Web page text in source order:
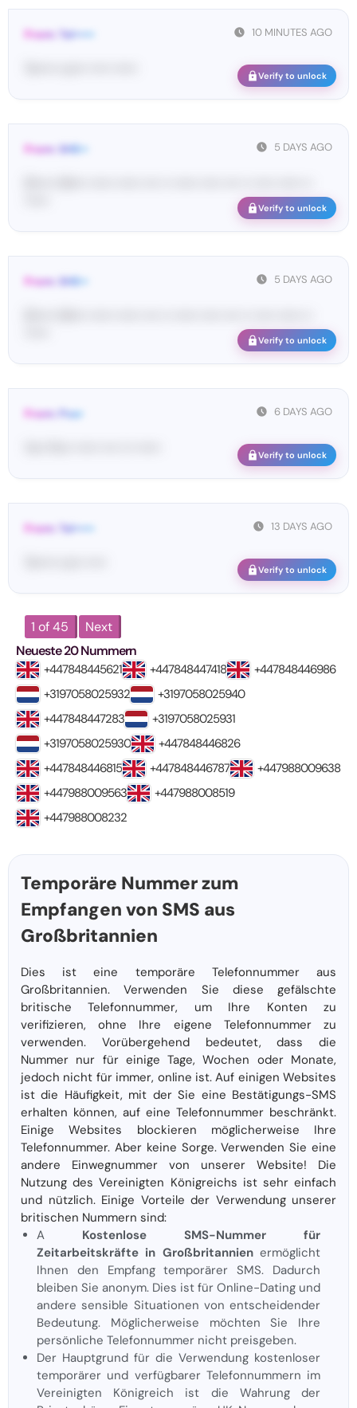
10 MINUTES AGO
From: Tel•••••
Verify to unlock
5 DAYS AGO
From: SHE••
Verify to unlock
5 DAYS AGO
From: SHE••
Verify to unlock
6 DAYS AGO
From: Pos•
Verify to unlock
13 DAYS AGO
From: Tel•••••
Verify to unlock
1 of 45
Next
Neueste 20 Nummern
+447848445621 +447848447418
+447848446986
+3197058025932
+3197058025940
+447848447283
+3197058025931
+3197058025930
+447848446826
+447848446815
+447848446787
+447988009638
+447988009563
+447988008519
+447988008232
Temporäre Nummer zum
Empfangen von SMS aus
Großbritannien
Dies ist eine temporäre Telefonnummer aus
Großbritannien. Verwenden Sie diese gefälschte
britische Telefonnummer, um Ihre Konten zu
verifizieren, ohne Ihre eigene Telefonnummer zu
verwenden. Vorübergehend bedeutet, dass die
Nummer nur für einige Tage, Wochen oder Monate,
jedoch nicht für immer, online ist. Auf einigen Websites
ist die Häufigkeit, mit der Sie eine Bestätigungs-SMS
erhalten können, auf eine Telefonnummer beschränkt.
Einige Websites blockieren möglicherweise Ihre
Telefonnummer. Aber keine Sorge. Verwenden Sie eine
andere Einwegnummer von unserer Website! Die
Nutzung des Vereinigten Königreichs ist sehr einfach
und nützlich. Einige Vorteile der Verwendung unserer
britischen Nummern sind:
A Kostenlose SMS-Nummer für
Zeitarbeitskräfte in Großbritannienermöglicht
Ihnen den Empfang temporärer SMS. Dadurch
bleiben Sie anonym. Dies ist für Online-Dating und
andere sensible Situationen von entscheidender
Bedeutung. Möglicherweise möchten Sie Ihre
persönliche Telefonnummer nicht preisgeben.
Der Hauptgrund für die Verwendung kostenloser
temporärer und verfügbarer Telefonnummern im
Vereinigten Königreich ist die Wahrung der